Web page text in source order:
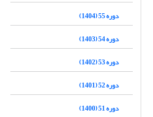
دوره 55 (1404)
دوره 54 (1403)
دوره 53 (1402)
دوره 52 (1401)
دوره 51 (1400)